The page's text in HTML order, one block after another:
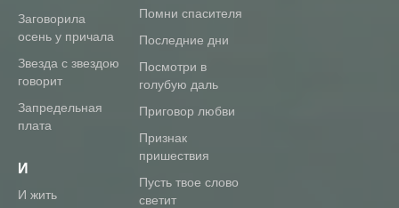
Заговорила
осень у причала
Звезда с звездою
говорит
Запредельная
плата
И
И жить
помни спасителя
последние дни
посмотри в
голубую даль
приговор любви
признак
пришествия
пусть твое слово
светит